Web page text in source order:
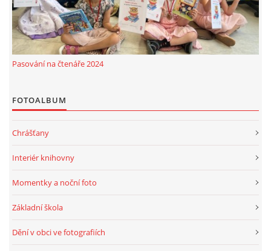
FREE WIFI
VÝZNAČNÍ RODÁCI
NAPSALI O NÁS....
KNIHOVNÍ ŘÁD
Pasování na čtenáře 2024
FOTOALBUM
Chrášťany
Interiér knihovny
Momentky a noční foto
Základní škola
Dění v obci ve fotografiích